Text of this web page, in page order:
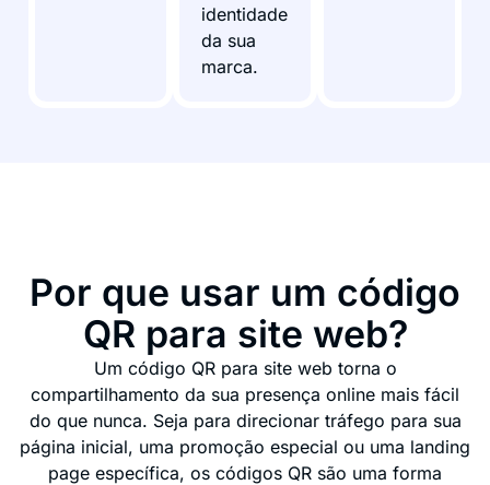
identidade
da sua
marca.
Por que usar um código
QR para site web?
Um código QR para site web torna o
compartilhamento da sua presença online mais fácil
do que nunca. Seja para direcionar tráfego para sua
página inicial, uma promoção especial ou uma landing
page específica, os códigos QR são uma forma